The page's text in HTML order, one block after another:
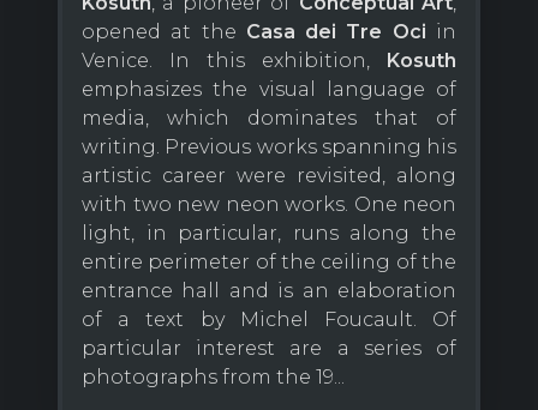
opened at the Casa dei Tre Oci in
Venice. In this exhibition, Kosuth
emphasizes the visual language of
media, which dominates that of
writing. Previous works spanning his
artistic career were revisited, along
with two new neon works. One neon
light, in particular, runs along the
entire perimeter of the ceiling of the
entrance hall and is an elaboration
of a text by Michel Foucault. Of
particular interest are a series of
photographs from the 19...